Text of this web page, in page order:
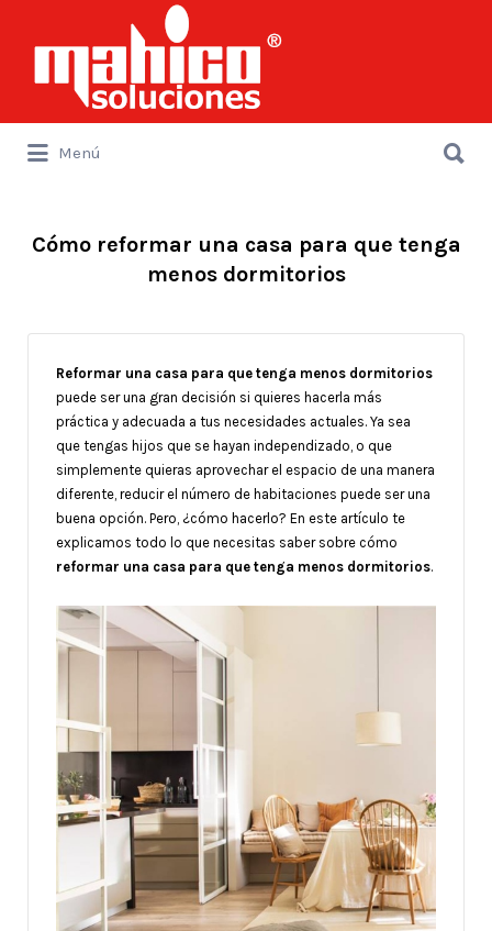
por:
Menú
por:
Cómo reformar una casa para que tenga
menos dormitorios
Reformar una casa para que tenga menos dormitorios
puede ser una gran decisión si quieres hacerla más
práctica y adecuada a tus necesidades actuales. Ya sea
que tengas hijos que se hayan independizado, o que
simplemente quieras aprovechar el espacio de una manera
diferente, reducir el número de habitaciones puede ser una
buena opción. Pero, ¿cómo hacerlo? En este artículo te
explicamos todo lo que necesitas saber sobre cómo
reformar una casa para que tenga menos dormitorios.